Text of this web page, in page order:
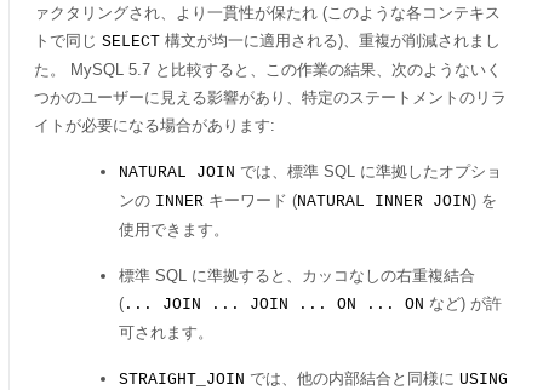
ァクタリングされ、より一貫性が保たれ (このような各コンテキス
トで同じ SELECT 構文が均一に適用される)、重複が削減されまし
た。 MySQL 5.7 と比較すると、この作業の結果、次のようないく
つかのユーザーに見える影響があり、特定のステートメントのリラ
イトが必要になる場合があります:
NATURAL JOIN では、標準 SQL に準拠したオプショ
ンの INNER キーワード (NATURAL INNER JOIN) を
使用できます。
標準 SQL に準拠すると、カッコなしの右重複結合
( ... JOIN ... JOIN ... ON ... ON など) が許
可されます。
STRAIGHT_JOIN では、他の内部結合と同様に USING